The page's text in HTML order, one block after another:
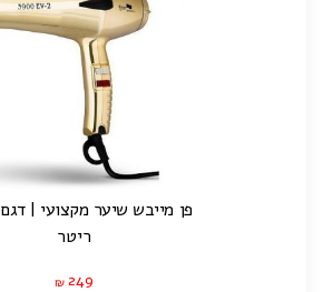
פן מייבש שיער מקצועי | דגם EV-2
ריטר
₪ 249